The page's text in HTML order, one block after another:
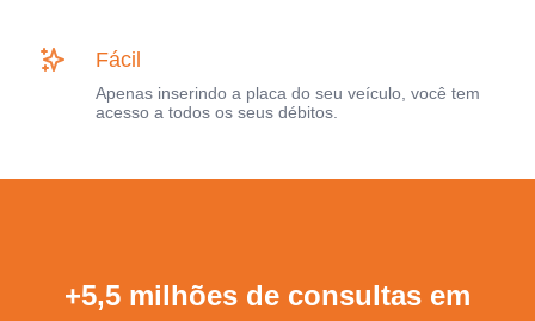
Fácil
Apenas inserindo a placa do seu veículo, você tem
acesso a todos os seus débitos.
+5,5 milhões de consultas em